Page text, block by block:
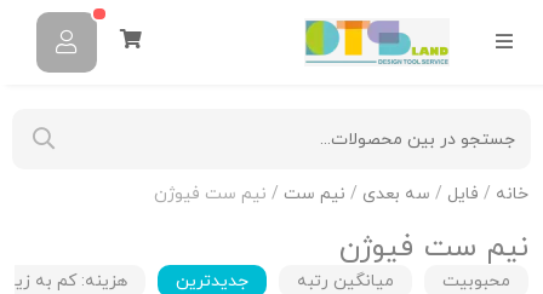
خانه / فایل / سه بعدی / نیم ست / نیم ست فیوژن
نیم ست فیوژن
محبوبیت میانگین رتبه جدیدترین هزینه: کم به زیاد